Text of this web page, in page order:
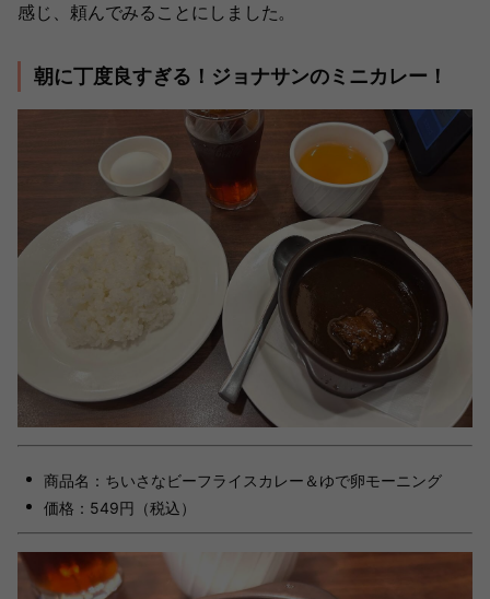
感じ、頼んでみることにしました。
朝に丁度良すぎる！ジョナサンのミニカレー！
商品名：ちいさなビーフライスカレー＆ゆで卵モーニング
価格：549円（税込）